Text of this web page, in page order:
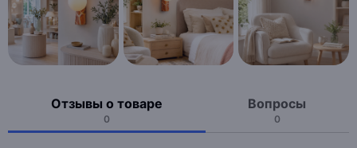
Отзывы о товаре
0
Вопросы
0